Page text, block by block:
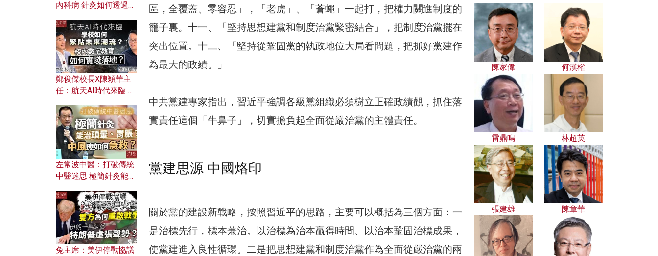
區，全覆蓋、零容忍」，「老虎」、「蒼蠅」一起打，把權力關進制度的
籠子裏。十一、「堅持思想建黨和制度治黨緊密結合」，把制度治黨擺在
突出位置。十二、「堅持從鞏固黨的執政地位大局看問題，把抓好黨建作
為最大的政績。」
中共黨建專家指出，習近平強調各級黨組織必須樹立正確政績觀，抓住落
實責任這個「牛鼻子」，切實擔負起全面從嚴治黨的主體責任。
黨建思源 中國烙印
關於黨的建設新戰略，按照習近平的思路，主要可以概括為三個方面：一
是治標先行，標本兼治。以治標為治本贏得時間、以治本鞏固治標成果，
使黨建進入良性循環。二是把思想建黨和制度治黨作為全面從嚴治黨的兩
內科病 針灸如何透過解
鄭俊傑校長X陳穎華主
任：航天AI時代來臨 學
校內數字教育如何實踐
落地？
左常波中醫：打破傳統
中醫迷思 極簡針灸能治
何急救？
兔主席：美伊停戰協議
陳家偉 何漢權
雷鼎鳴 林超英
張建雄 陳章華